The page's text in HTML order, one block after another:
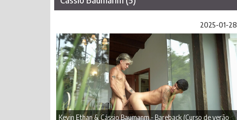
2025-01-28
Kevin Ethan & Cássio Baumanm - Bareback (Curso de verão